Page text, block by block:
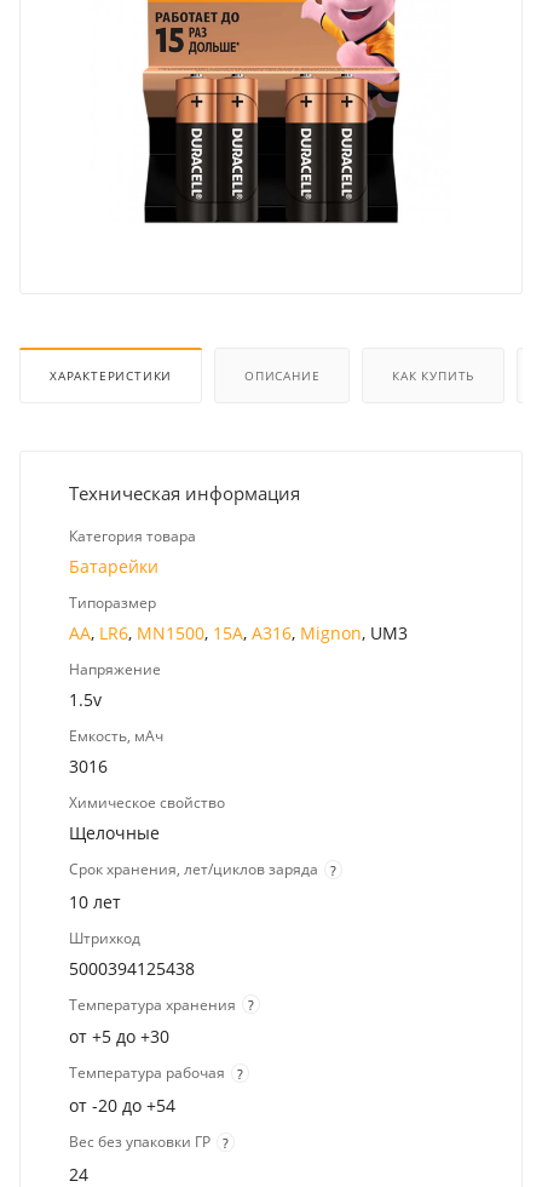
ХАРАКТЕРИСТИКИ ОПИСАНИЕ КАК КУПИТЬ
Техническая информация
Категория товара
Батарейки
Типоразмер
AA, LR6, MN1500, 15A, A316, Mignon, UM3
Напряжение
1.5v
Емкость, мАч
3016
Химическое свойство
Щелочные
Срок хранения, лет/циклов заряда ?
10 лет
Штрихкод
5000394125438
Температура хранения ?
от +5 до +30
Температура рабочая ?
от -20 до +54
Вес без упаковки ГР ?
24